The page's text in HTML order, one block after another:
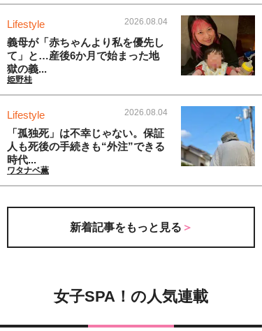
Lifestyle 2026.08.04
義母が「赤ちゃんより私を優先し
て」と…産後6か月で始まった地
獄の義...
姫野桂
Lifestyle 2026.08.04
「孤独死」は不幸じゃない。保証
人も死後の手続きも“外注”できる
時代...
ワタナベ薫
新着記事をもっと見る
女子SPA！の人気連載